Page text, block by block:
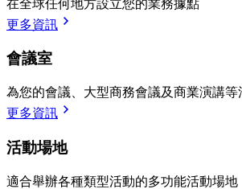
在全球任何地方設立您的業務據點
更多資訊
會議室
為您的會議、大型商務會議及商業演講等
更多資訊
活動場地
適合舉辦各種類型活動的多功能活動場地